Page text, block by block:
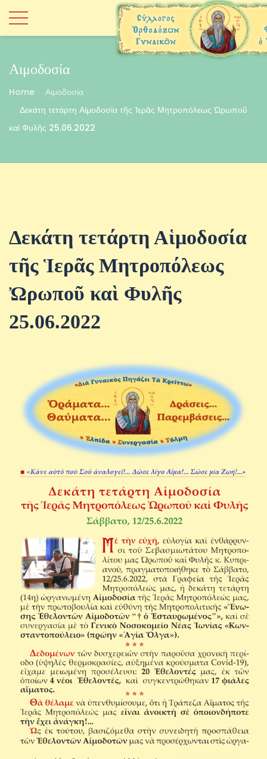
Αιμοδοσία
Home
Αιμοδοσία
Δεκάτη τετάρτη Αἱμοδοσία τῆς Ἱερᾶς Μητροπόλεως Ὠρωποῦ
καὶ Φυλῆς 25.06.2022
Δεκάτη τετάρτη Αἱμοδοσία
τῆς Ἱερᾶς Μητροπόλεως
Ὠρωποῦ καὶ Φυλῆς
25.06.2022